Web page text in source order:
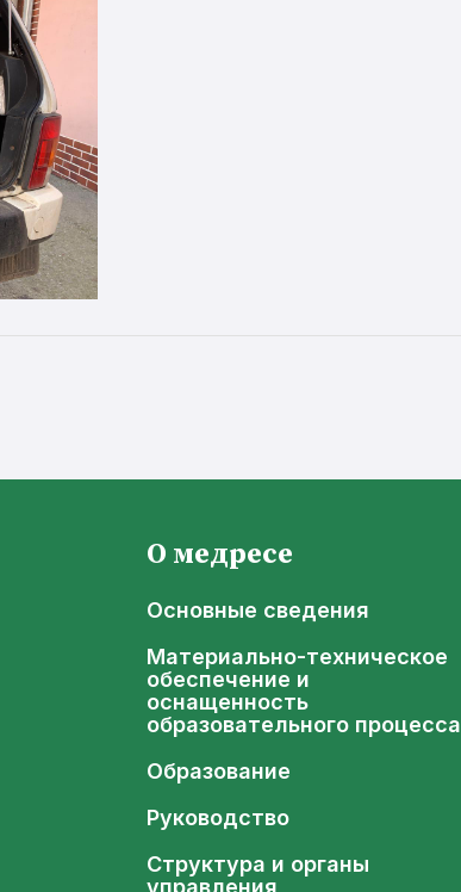
О медресе
Основные сведения
Материально-техническое
обеспечение и
оснащенность
образовательного процесса
Образование
Руководство
Структура и органы
управления